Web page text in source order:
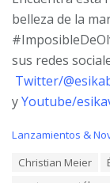
belleza de la
sus redes
Twitter/
yYoutube/
CLanzamientos &
Christian Meier